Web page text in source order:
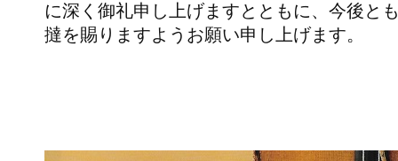
に深く御礼申し上げますとともに、今後と
撻を賜りますようお願い申し上げます。